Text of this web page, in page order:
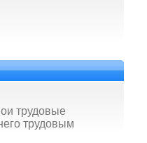
трудовые
трудовым